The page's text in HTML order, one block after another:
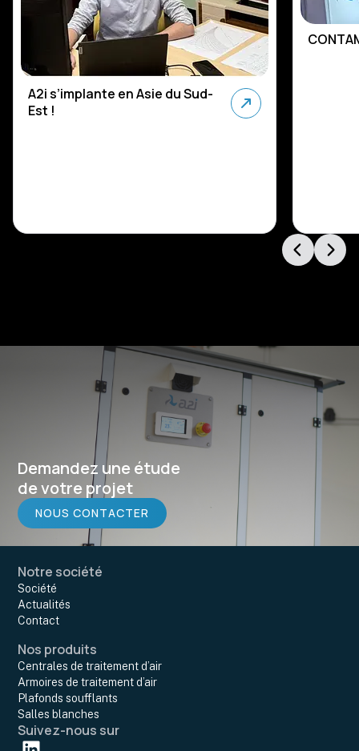
A2i s’implante en Asie du Sud-
Est !
Demandez une étude
de votre projet
NOUS CONTACTER
Notre société
Société
Actualités
Contact
Nos produits
Centrales de traitement d’air
Armoires de traitement d’air
Plafonds soufflants
Salles blanches
Suivez-nous sur